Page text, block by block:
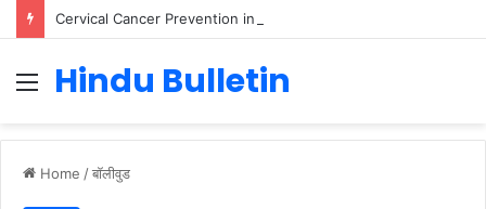
Menu
Hindu Bulletin
Home /बॉलीवुड